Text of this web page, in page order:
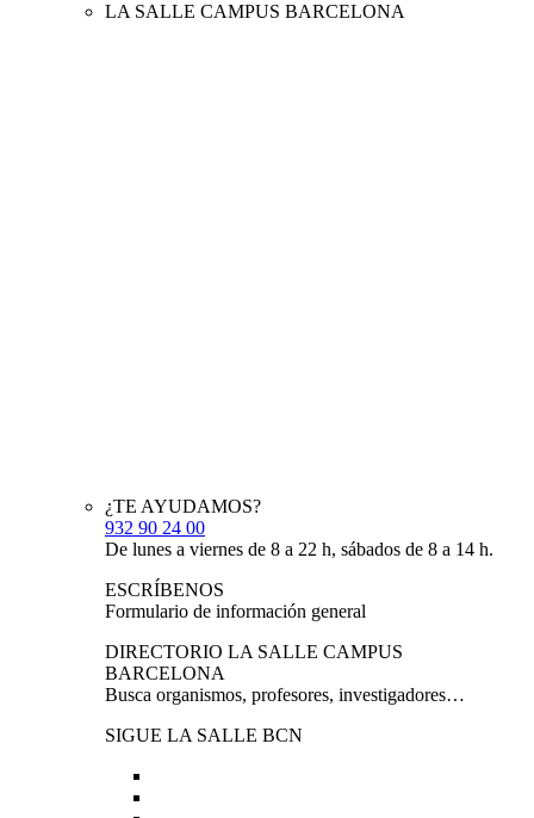
LA SALLE CAMPUS BARCELONA
¿TE AYUDAMOS?
932 90 24 00
De lunes a viernes de 8 a 22 h, sábados de 8 a 14 h.
ESCRÍBENOS
Formulario de información general
DIRECTORIO LA SALLE CAMPUS
BARCELONA
Busca organismos, profesores, investigadores…
SIGUE LA SALLE BCN